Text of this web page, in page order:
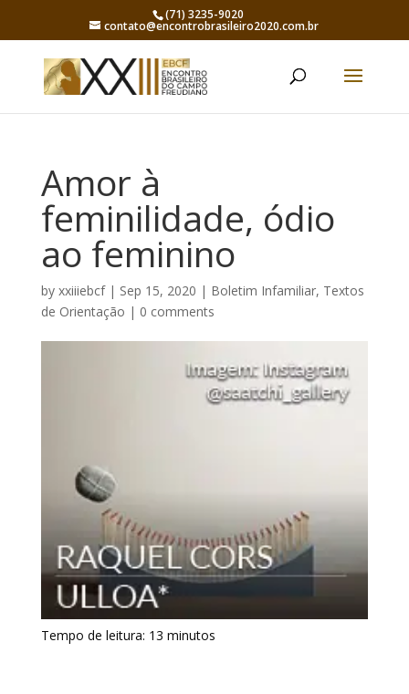
(71) 3235-9020
contato@encontrobrasileiro2020.com.br
Amor à
feminilidade, ódio
ao feminino
by xxiiiebcf| Sep 15, 2020 | Boletim Infamiliar, Textos
de Orientação | 0 comments
Tempo de leitura: 13 minutos